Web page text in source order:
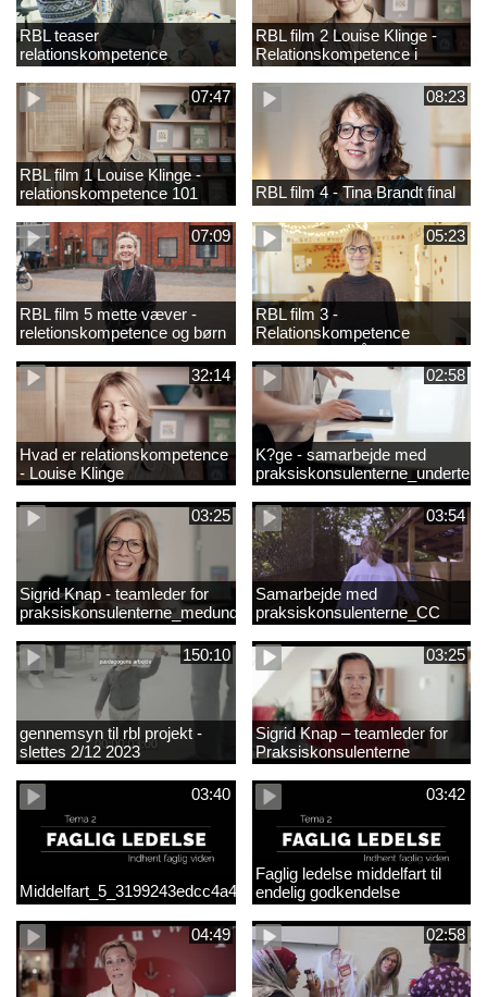
RBL teaser
relationskompetence
RBL film 2 Louise Klinge -
Relationskompetence i
praksis
07:47
RBL film 1 Louise Klinge -
relationskompetence 101
08:23
RBL film 4 - Tina Brandt final
07:09
RBL film 5 mette væver -
reletionskompetence og børn
i udsatte positioner
05:23
RBL film 3 -
Relationskompetence
Pædagogens råd
32:14
Hvad er relationskompetence
- Louise Klinge
02:58
K?ge - samarbejde med
03:25
Sigrid Knap - teamleder for
praksiskonsulenterne_medundertekst
03:54
Samarbejde med
praksiskonsulenterne_CC
150:10
gennemsyn til rbl projekt -
slettes 2/12 2023
03:25
Sigrid Knap – teamleder for
Praksiskonsulenterne
03:40
Middelfart_5_3199243edcc4a41acb865705c927d015.mp4
03:42
Faglig ledelse middelfart til
endelig godkendelse
04:49 02:58